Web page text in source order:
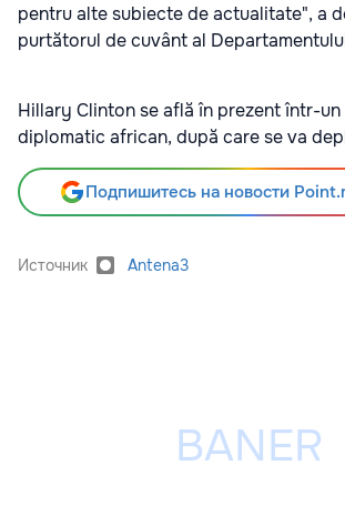
pentru alte subiecte de actualitate", a
purtătorul de cuvânt al
Hillary Clinton se află în prezent într-
diplomatic african, după care se va
Подпишитесь на новости
Источник Antena3